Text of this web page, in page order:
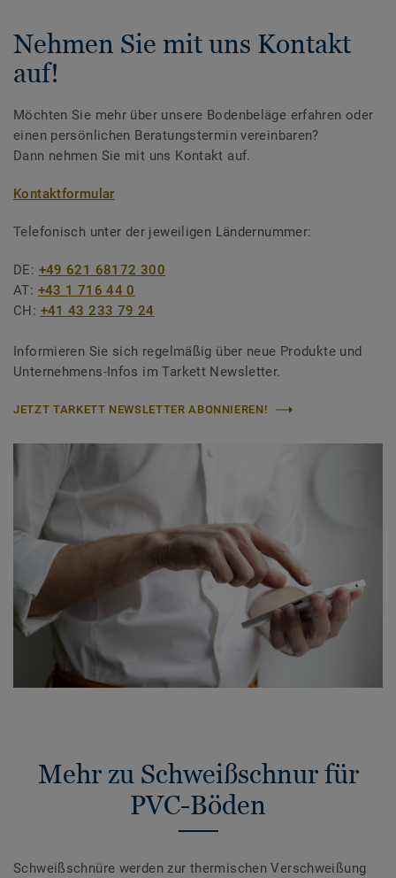
Nehmen Sie mit uns Kontakt
auf!
Möchten Sie mehr über unsere Bodenbeläge erfahren oder
einen persönlichen Beratungstermin vereinbaren?
Dann nehmen Sie mit uns Kontakt auf.
Kontaktformular
Telefonisch unter der jeweiligen Ländernummer:
DE: +49 621 68172 300
AT: +43 1 716 44 0
CH: +41 43 233 79 24
Informieren Sie sich regelmäßig über neue Produkte und
Unternehmens-Infos im Tarkett Newsletter.
JETZT TARKETT NEWSLETTER ABONNIEREN!
Mehr zu Schweißschnur für
PVC-Böden
Schweißschnüre werden zur thermischen Verschweißung